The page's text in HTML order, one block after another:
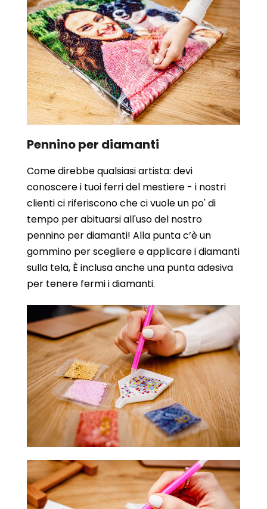
Pennino per diamanti
Come direbbe qualsiasi artista: devi
conoscere i tuoi ferri del mestiere - i nostri
clienti ci riferiscono che ci vuole un po' di
tempo per abituarsi all'uso del nostro
pennino per diamanti! Alla punta c’è un
gommino per scegliere e applicare i diamanti
sulla tela, È inclusa anche una punta adesiva
per tenere fermi i diamanti.